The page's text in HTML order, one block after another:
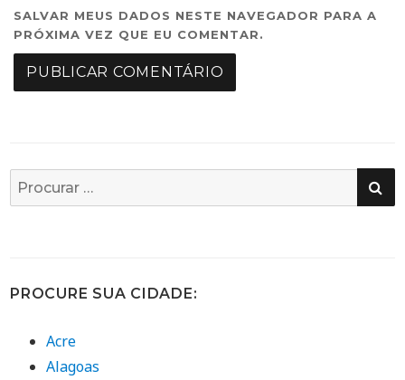
SALVAR MEUS DADOS NESTE NAVEGADOR PARA A
PRÓXIMA VEZ QUE EU COMENTAR.
Busca
por:
PROCURE SUA CIDADE:
Acre
Alagoas